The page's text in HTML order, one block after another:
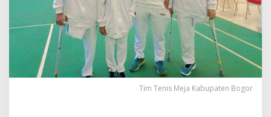
Tim Tenis Meja Kabupaten Bogor